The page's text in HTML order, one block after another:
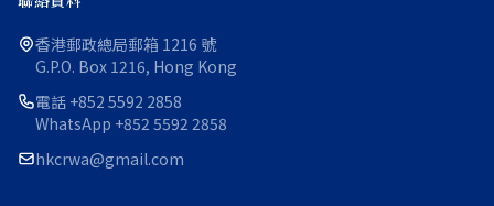
香港郵政總局郵箱 1216 號
G.P.O. Box 1216, Hong Kong
電話 +852 5592 2858
WhatsApp +852 5592 2858
hkcrwa@gmail.com